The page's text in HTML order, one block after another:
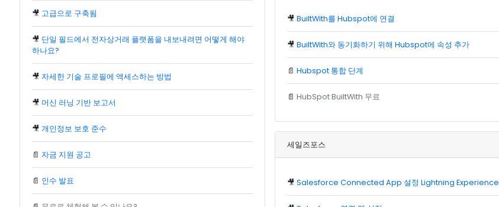
🎥 고급으로 구축됨
🎥 단일 필드에서 전자상거래 플랫폼을 내보내려면 어떻게 해야
하나요?
🎥 자세한 기술 프로필에 액세스하는 방법
🎥 머신 러닝 기반 보고서
🎥 개인정보 보호 준수
📄 자금 지원 공고
📄 인수 발표
🎥BuiltWith를 Hubspot에 연결
🎥BuiltWith와 동기화하기 위해 Hubspot에 속성 추가
📄Hubspot 통합 단계
📄HubSpot BuiltWith 무료
세일즈포스
🎥Salesforce Connected App 설정 Lightning Experience